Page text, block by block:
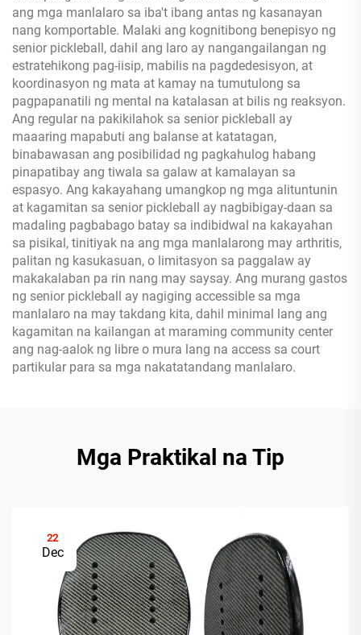
ang mga manlalaro sa iba't ibang antas ng kasanayan
nang komportable. Malaki ang kognitibong benepisyo ng
senior pickleball, dahil ang laro ay nangangailangan ng
estratehikong pag-iisip, mabilis na pagdedesisyon, at
koordinasyon ng mata at kamay na tumutulong sa
pagpapanatili ng mental na katalasan at bilis ng reaksyon.
Ang regular na pakikilahok sa senior pickleball ay
maaaring mapabuti ang balanse at katatagan,
binabawasan ang posibilidad ng pagkahulog habang
pinapatibay ang tiwala sa galaw at kamalayan sa
espasyo. Ang kakayahang umangkop ng mga alituntunin
at kagamitan sa senior pickleball ay nagbibigay-daan sa
madaling pagbabago batay sa indibidwal na kakayahan
sa pisikal, tinitiyak na ang mga manlalarong may arthritis,
palitan ng kasukasuan, o limitasyon sa paggalaw ay
makakalaban pa rin nang may saysay. Ang murang gastos
ng senior pickleball ay nagiging accessible sa mga
manlalaro na may takdang kita, dahil minimal lang ang
kagamitan na kailangan at maraming community center
ang nag-aalok ng libre o mura lang na access sa court
partikular para sa mga nakatatandang manlalaro.
Mga Praktikal na Tip
22
Dec